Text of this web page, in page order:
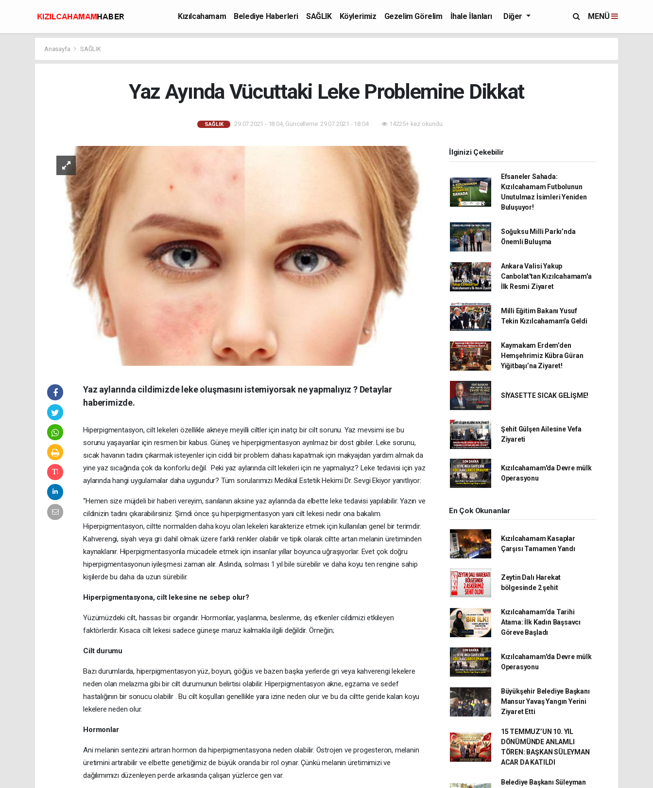
Kızılcahamam Belediye Haberleri SAĞLIK Köylerimiz Gezelim Görelim
İhale İlanları
Diğer MENÜ
Anasayfa SAĞLIK
Yaz Ayında Vücuttaki Leke Problemine Dikkat
SAĞLIK 29.07.2021 - 18:04, Güncelleme: 29.07.2021 - 18:04 14225+ kez okundu.
Yaz aylarında cildimizde leke oluşmasını istemiyorsak ne yapmalıyız ? Detaylar
haberimizde.
Hiperpigmentasyon, cilt lekeleri özellikle akneye meyilli ciltler için inatçı bir cilt sorunu. Yaz mevsimi ise bu
sorunu yaşayanlar için resmen bir kabus. Güneş ve hiperpigmentasyon ayrılmaz bir dost gibiler. Leke sorunu,
sıcak havanın tadını çıkarmak isteyenler için ciddi bir problem dahası kapatmak için makyajdan yardım almak da
yine yaz sıcağında çok da konforlu değil. Peki yaz aylarında cilt lekeleri için ne yapmalıyız? Leke tedavisi için yaz
aylarında hangi uygulamalar daha uygundur? Tüm sorularımızı Medikal Estetik Hekimi Dr. Sevgi Ekiyor yanıtlıyor:
“Hemen size müjdeli bir haberi vereyim, sanılanın aksine yaz aylarında da elbette leke tedavisi yapılabilir. Yazın ve
cildinizin tadını çıkarabilirsiniz. Şimdi önce şu hiperpigmentasyon yani cilt lekesi nedir ona bakalım.
Hiperpigmentasyon, ciltte normalden daha koyu olan lekeleri karakterize etmek için kullanılan genel bir terimdir.
Kahverengi, siyah veya gri dahil olmak üzere farklı renkler olabilir ve tipik olarak ciltte artan melanin üretiminden
kaynaklanır. Hiperpigmentasyonla mücadele etmek için insanlar yıllar boyunca uğraşıyorlar. Evet çok doğru
hiperpigmentasyonun iyileşmesi zaman alır. Aslında, solması 1 yıl bile sürebilir ve daha koyu ten rengine sahip
kişilerde bu daha da uzun sürebilir.
Hiperpigmentasyona, cilt lekesine ne sebep olur?
Yüzümüzdeki cilt, hassas bir organdır. Hormonlar, yaşlanma, beslenme, dış etkenler cildimizi etkileyen
faktörlerdir. Kısaca cilt lekesi sadece güneşe maruz kalmakla ilgili değildir. Örneğin;
Cilt durumu
Bazı durumlarda, hiperpigmentasyon yüz, boyun, göğüs ve bazen başka yerlerde gri veya kahverengi lekelere
neden olan melazma gibi bir cilt durumunun belirtisi olabilir. Hiperpigmentasyon akne, egzama ve sedef
hastalığının bir sonucu olabilir . Bu cilt koşulları genellikle yara izine neden olur ve bu da ciltte geride kalan koyu
lekelere neden olur.
Hormonlar
Ani melanin sentezini artıran hormon da hiperpigmentasyona neden olabilir. Östrojen ve progesteron, melanin
üretimini artırabilir ve elbette genetiğimiz de büyük oranda bir rol oynar. Çünkü melanin üretimimizi ve
dağılımımızı düzenleyen perde arkasında çalışan yüzlerce gen var.
İlginizi Çekebilir
Efsaneler Sahada:
Kızılcahamam Futbolunun
Unutulmaz İsimleri Yeniden
Buluşuyor!
Soğuksu Milli Parkı’nda
Önemli Buluşma
Ankara Valisi Yakup
Canbolat'tan Kızılcahamam'a
İlk Resmi Ziyaret
Milli Eğitim Bakanı Yusuf
Tekin Kızılcahamam'a Geldi
Kaymakam Erdem’den
Hemşehrimiz Kübra Güran
Yiğitbaşı’na Ziyaret!
SİYASETTE SICAK GELİŞME!
Şehit Gülşen Ailesine Vefa
Ziyareti
Kızılcahamam'da Devre mülk
Operasyonu
En Çok Okunanlar
Kızılcahamam Kasaplar
Çarşısı Tamamen Yandı
Zeytin Dalı Harekat
bölgesinde 2 şehit
Kızılcahamam’da Tarihi
Atama: İlk Kadın Başsavcı
Göreve Başladı
Kızılcahamam'da Devre mülk
Operasyonu
Büyükşehir Belediye Başkanı
Mansur Yavaş Yangın Yerini
Ziyaret Etti
15 TEMMUZ’UN 10. YIL
DÖNÜMÜNDE ANLAMLI
TÖREN: BAŞKAN SÜLEYMAN
ACAR DA KATILDI
Belediye Başkanı Süleyman